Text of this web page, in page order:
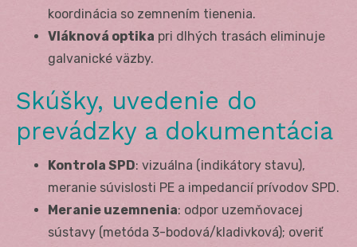
koordinácia so zemnením tienenia.
Vláknová optika pri dlhých trasách eliminuje
galvanické väzby.
Skúšky, uvedenie do
prevádzky a dokumentácia
Kontrola SPD: vizuálna (indikátory stavu),
meranie súvislosti PE a impedancií prívodov SPD.
Meranie uzemnenia: odpor uzemňovacej
sústavy (metóda 3-bodová/kladivková); overiť